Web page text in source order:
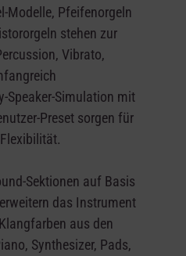
Modelle, Pfeifenorgeln
stehen zur
Vibrato,
Speaker-Simulation mit
Preset sorgen für
Sektionen auf Basis
das Instrument
aus den
Synthesizer, Pads,